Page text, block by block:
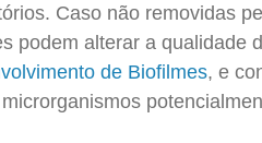
Caso não removidas
podem alterar a qualidade
de Biofilmes, e